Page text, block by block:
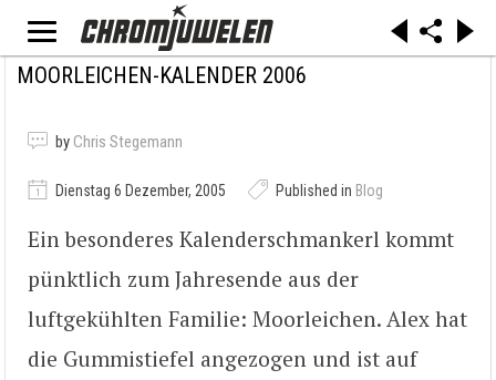
MOORLEICHEN-KALENDER 2006
by Chris Stegemann
Dienstag 6 Dezember, 2005 Published in Blog
Ein besonderes Kalenderschmankerl kommt
pünktlich zum Jahresende aus der
luftgekühlten Familie: Moorleichen. Alex hat
die Gummistiefel angezogen und ist auf